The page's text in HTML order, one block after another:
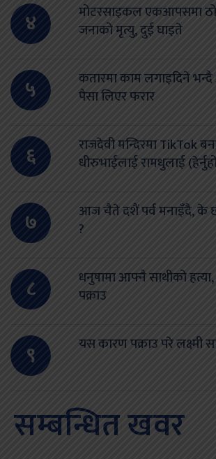
४
मोटरसाइकल एकआपसमा
जनाको मृत्यु, दुई घाइते
५
कतारमा काम लगाइदिने
पैसा लिएर फरार
६
राजदेवी मन्दिरमा TikTok
धीरुभाईलाई रामधुलाई
७
आज चैते दशैं पर्व मनाइँदै, के
?
८
धनुषामा आफ्नै साथीको
पक्राउ
९ यस कारण पक्राउ परे लक्ष्मी
सम्बन्धित खवर